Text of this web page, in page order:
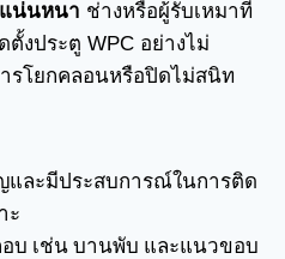
น่นหนา ช่างหรือผู้รับเหมาที่
งประตู WPC อย่างไม่
รโยกคลอนหรือปิดไม่สนิท
ละมีประสบการณ์ในการติด
ะ
บ เช่น บานพับ และแนวขอบ